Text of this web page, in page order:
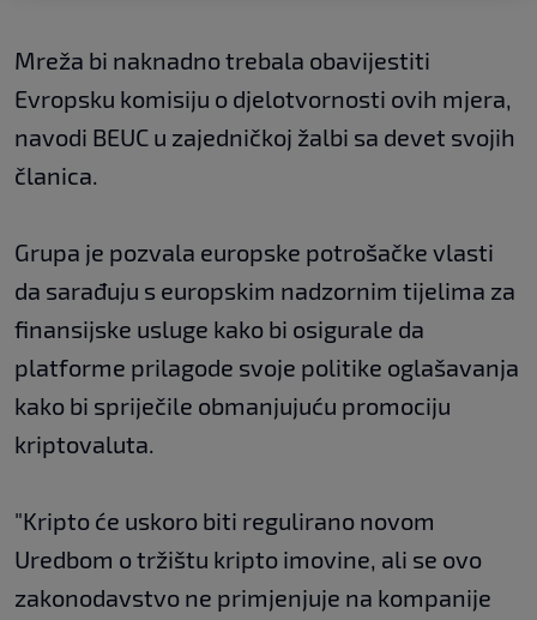
Mreža bi naknadno trebala obavijestiti
Evropsku komisiju o djelotvornosti ovih mjera,
navodi BEUC u zajedničkoj žalbi sa devet svojih
članica.
Grupa je pozvala europske potrošačke vlasti
da sarađuju s europskim nadzornim tijelima za
finansijske usluge kako bi osigurale da
platforme prilagode svoje politike oglašavanja
kako bi spriječile obmanjujuću promociju
kriptovaluta.
"Kripto će uskoro biti regulirano novom
Uredbom o tržištu kripto imovine, ali se ovo
zakonodavstvo ne primjenjuje na kompanije